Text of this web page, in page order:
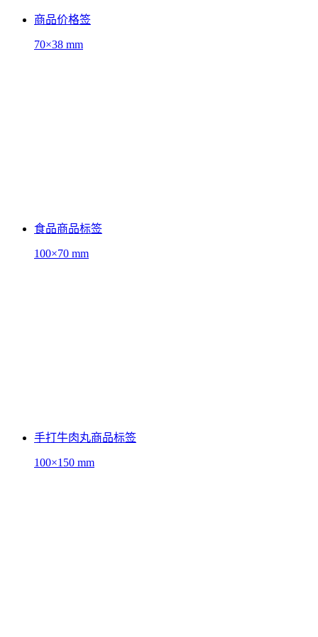
商品价格签
70×38 mm
食品商品标签
100×70 mm
手打牛肉丸商品标签
100×150 mm